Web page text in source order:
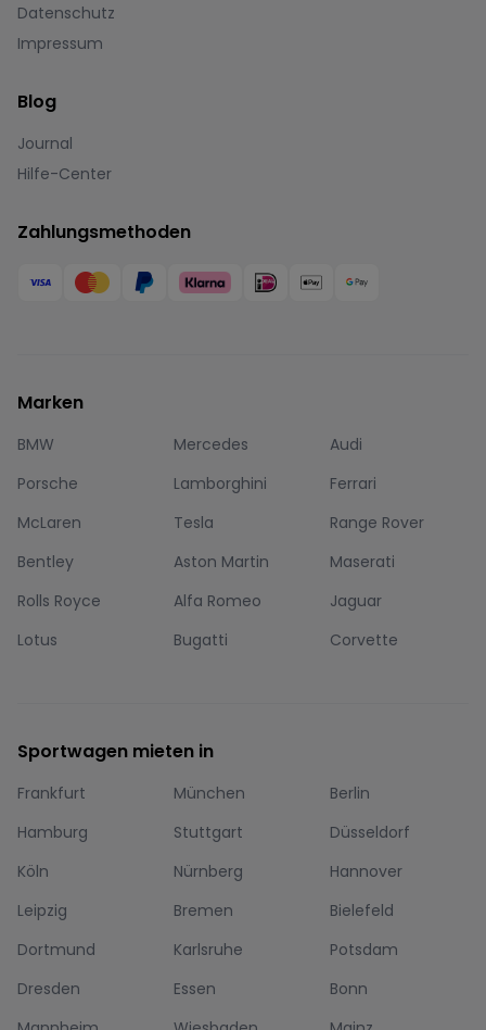
Datenschutz
Impressum
Blog
Journal
Hilfe-Center
Zahlungsmethoden
Marken
BMW Mercedes
Audi
Porsche
Lamborghini
Ferrari
McLaren
Tesla
Range Rover
Bentley
Aston Martin
Maserati
Rolls Royce
Alfa Romeo
Jaguar
Lotus
Bugatti Corvette
Sportwagen mieten in
Frankfurt München
Berlin
Hamburg
Stuttgart
Düsseldorf
Köln
Nürnberg
Hannover
Leipzig
Bremen
Bielefeld
Dortmund
Karlsruhe
Potsdam
Dresden
Essen
Bonn